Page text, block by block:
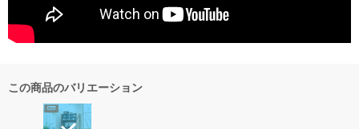
この商品のバリエーション